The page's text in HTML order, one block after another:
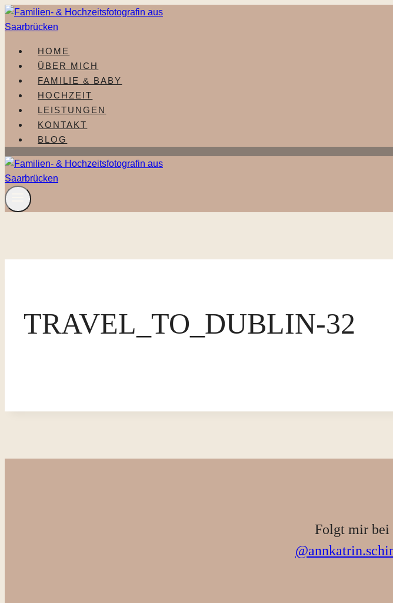
Zum
Inhalt
HOME
ÜBER MICH
FAMILIE & BABY
HOCHZEIT
LEISTUNGEN
KONTAKT
BLOG
TRAVEL_TO_DUBLIN-32
Folgt mir bei